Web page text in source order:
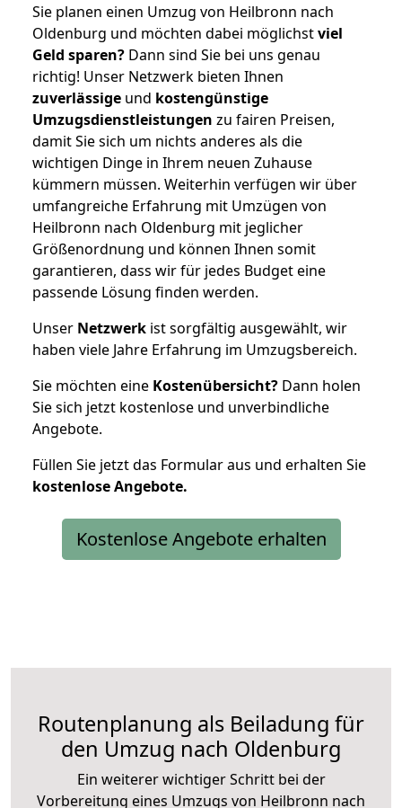
Sie planen einen Umzug von Heilbronn nach
Oldenburg und möchten dabei möglichstviel
Geld sparen? Dann sind Sie bei uns genau
richtig! Unser Netzwerk bieten Ihnen
zuverlässige und kostengünstige
Umzugsdienstleistungen zu fairen Preisen,
damit Sie sich um nichts anderes als die
wichtigen Dinge in Ihrem neuen Zuhause
kümmern müssen. Weiterhin verfügen wir über
umfangreiche Erfahrung mit Umzügen von
Heilbronn nach Oldenburg mit jeglicher
Größenordnung und können Ihnen somit
garantieren, dass wir für jedes Budget eine
passende Lösung finden werden.
Unser Netzwerk ist sorgfältig ausgewählt, wir
haben viele Jahre Erfahrung im Umzugsbereich.
Sie möchten eine Kostenübersicht? Dann holen
Sie sich jetzt kostenlose und unverbindliche
Angebote.
Füllen Sie jetzt das Formular aus und erhalten Sie
kostenloseAngebote.
Kostenlose Angebote erhalten
Routenplanung als Beiladung für
den Umzug nach Oldenburg
Ein weiterer wichtiger Schritt bei der
Vorbereitung eines Umzugs von Heilbronn nach